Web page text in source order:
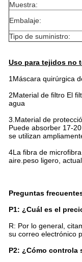
Muestra:
Embalaje:
Tipo de suministro:
Uso para tejidos no
1Máscara quirúrgica
2Material de filtro El
agua
3.Material de
Puede absorber 17-
se utilizan
4La fibra de
aire.peso ligero,
Preguntas
P1: ¿Cuál es el
R: Por lo general,
su correo electrónico
P2: ¿Cómo controla